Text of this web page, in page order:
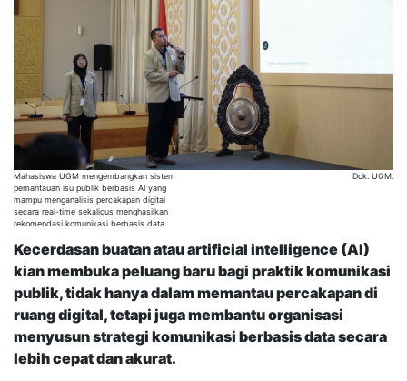
Mahasiswa UGM mengembangkan sistem
pemantauan isu publik berbasis AI yang
mampu menganalisis percakapan digital
secara real-time sekaligus menghasilkan
rekomendasi komunikasi berbasis data.
Dok. UGM.
Kecerdasan buatan atau artificial intelligence (AI)
kian membuka peluang baru bagi praktik komunikasi
publik, tidak hanya dalam memantau percakapan di
ruang digital, tetapi juga membantu organisasi
menyusun strategi komunikasi berbasis data secara
lebih cepat dan akurat.